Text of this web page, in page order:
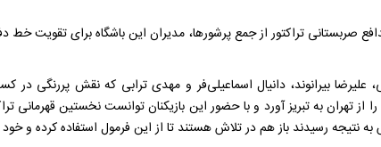
صربستانی تراکتور از جمع پرشورها، مدیران این باشگاه برای تقویت خط
علیرضا بیرانوند، دانیال اسماعیلی‌فر و مهدی ترابی که نقش پررنگی در
تهران به تبریز آورد و با حضور این بازیکنان توانست نخستین قهرمانی
نتیجه رسیدند باز هم در تلاش هستند تا از این فرمول استفاده کرده و خود